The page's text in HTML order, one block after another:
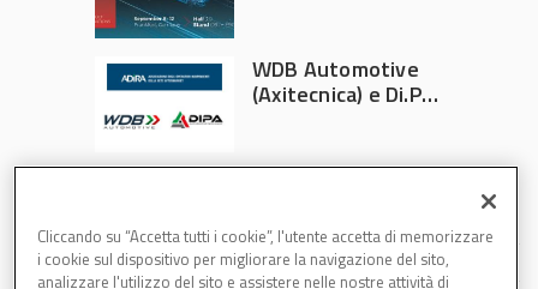
WDB Automotive
(Axitecnica) e Di.Pa.
Cliccando su “Accetta tutti i cookie”, l'utente accetta di memorizzare
i cookie sul dispositivo per migliorare la navigazione del sito,
analizzare l'utilizzo del sito e assistere nelle nostre attività di